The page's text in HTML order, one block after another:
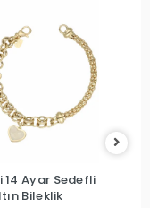
14 Ayar Sedefli
Bileklik